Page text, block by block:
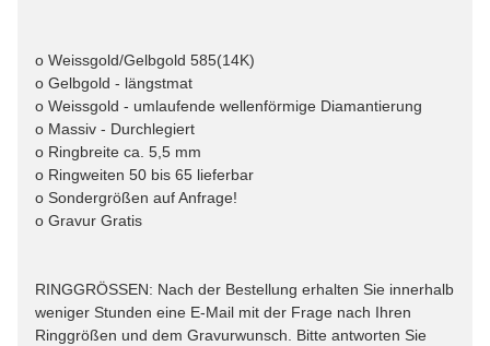
o Weissgold/Gelbgold 585(14K)
o Gelbgold - längstmat
o Weissgold - umlaufende wellenförmige Diamantierung
o Massiv - Durchlegiert
o Ringbreite ca. 5,5 mm
o Ringweiten 50 bis 65 lieferbar
o Sondergrößen auf Anfrage!
o Gravur Gratis
RINGGRÖSSEN: Nach der Bestellung erhalten Sie innerhalb
weniger Stunden eine E-Mail mit der Frage nach Ihren
Ringgrößen und dem Gravurwunsch. Bitte antworten Sie